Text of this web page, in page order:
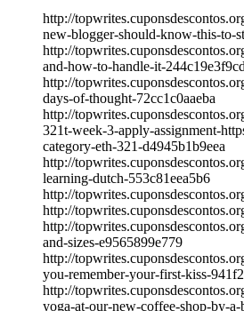
http://
new-blogger-should-know-this-to-
http://
and-how-to-handle-it-244c19e3f9cd
http://
days-of-thought-72cc1c0aaeba
http://
321t-week-3-apply-assignment-
category-eth-321-d4945b1b9eea
http://
learning-dutch-553c81eea5b6
http://
http://
http://
and-sizes-e9565899e779
http://
you-remember-your-first-kiss-
http://
yoga-at-our-new-coffee-shop-by-